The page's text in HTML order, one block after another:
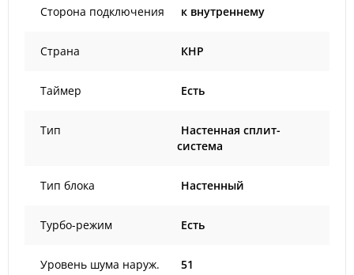
Сторона подключения к внутреннему
Страна КНР
Таймер Есть
Тип
Настенная сплит-
система
Тип блока Настенный
Турбо-режим Есть
Уровень шума наруж.
51